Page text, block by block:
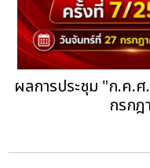
ผลการประชุม "ก.ค.
กรก